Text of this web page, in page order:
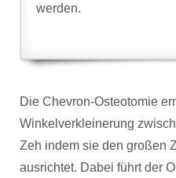
werden.
Die Chevron-Osteotomie
Winkelverkleinerung
Zeh indem sie den großen
ausrichtet. Dabei führt der